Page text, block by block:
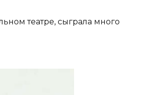
театре, сыграла много